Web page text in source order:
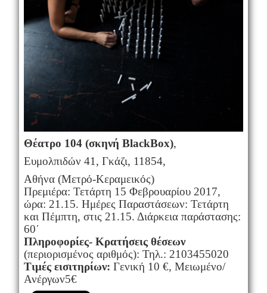
Θέατρο 104 (σκηνή BlackBox),
Ευμολπιδών 41, Γκάζι, 11854,
Αθήνα (Μετρό-Κεραμεικός)
Πρεμιέρα: Τετάρτη 15 Φεβρουαρίου 2017,
ώρα: 21.15. Ημέρες Παραστάσεων: Τετάρτη
και Πέμπτη, στις 21.15. Διάρκεια παράστασης:
60΄
Πληροφορίες- Κρατήσεις θέσεων
(περιορισμένος αριθμός): Τηλ.: 2103455020
Τιμές εισιτηρίων: Γενική 10 €, Μειωμένο/
Ανέργων5€